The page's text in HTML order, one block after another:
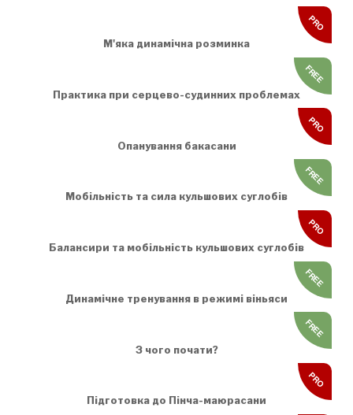
М'яка динамічна розминка
PRO
Практика при серцево-судинних проблемах
FREE
Опанування бакасани
PRO
Мобільність та сила кульшових суглобів
FREE
Балансири та мобільність кульшових суглобів
PRO
Динамічне тренування в режимі віньяси
FREE
З чого почати?
FREE
Підготовка до Пінча-маюрасани
PRO